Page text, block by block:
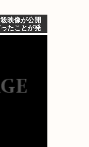
映像が公開
たことが発